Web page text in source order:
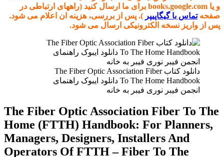
و یا books.google.com برای ما ارسال کنید (راههای ارتباطی در
صفحهتماس با گیگاپیپر ). پس از بررسی، هزینه ان اعلام می شود.
پس از واریز نسخه الکترونیکی ارسال می شود.
دانلود کتاب The Fiber Optic Association Fiber
To The Home Handbook دانلود ایبوک راهنمای
انجمن فیبر نوری فیبر به خانه
The Fiber Optic Association Fiber To The
Home (FTTH) Handbook: For Planners,
Managers, Designers, Installers And
Operators Of FTTH – Fiber To The